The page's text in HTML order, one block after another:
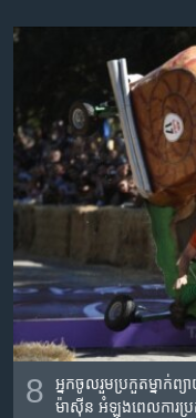
8
អ្នក​ចូលរួម​ប្រកួត​ម្នាក់​
ម៉ាស៊ីន​ អំឡុងពេល​ការ​ប្រ